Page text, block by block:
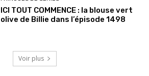
ICI TOUT COMMENCE : la blouse vert
olive de Billie dans l’épisode 1498
Voir plus